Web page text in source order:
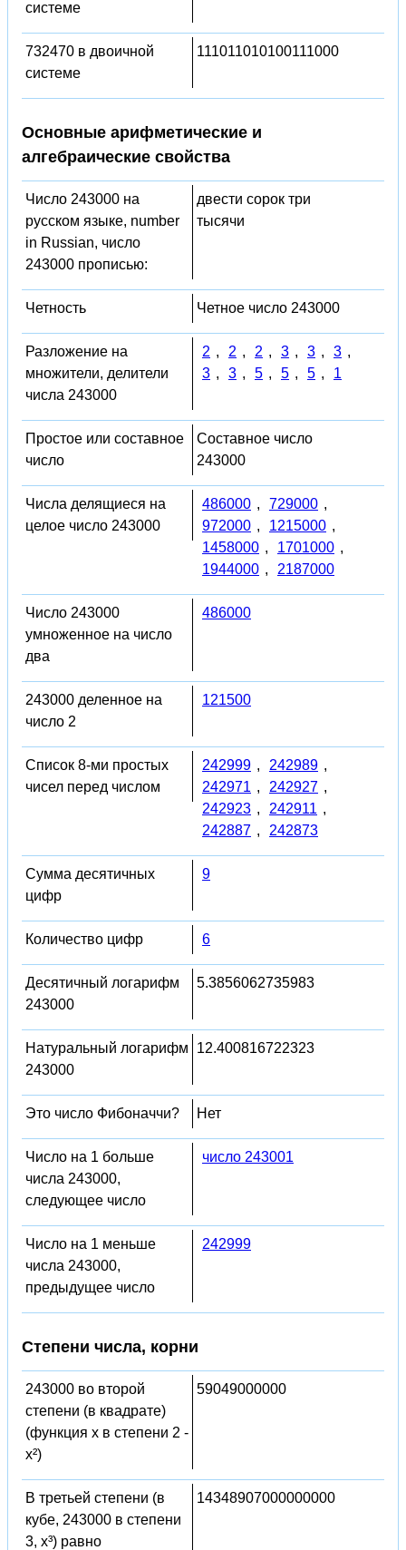
системе
732470 в двоичной
системе
111011010100111000
Основные арифметические и
алгебраические свойства
Число 243000 на
русском языке, number
in Russian, число
243000 прописью:
двести сорок три
тысячи
Четность Четное число 243000
Разложение на
множители, делители
числа 243000
2 , 2 , 2 , 3 , 3 , 3 ,
3 , 3 , 5 , 5 , 5 , 1
Простое или составное
число
Составное число
243000
Числа делящиеся на
целое число 243000
486000 , 729000 ,
972000 , 1215000 ,
1458000 , 1701000 ,
1944000 , 2187000
Число 243000
умноженное на число
два
486000
243000 деленное на
число 2
121500
Список 8-ми простых
чисел перед числом
242999 , 242989 ,
242971 , 242927 ,
242923 , 242911 ,
242887 , 242873
Сумма десятичных
цифр
9
Количество цифр 6
Десятичный логарифм
243000
5.3856062735983
Натуральный логарифм
243000
12.400816722323
Это число Фибоначчи? Нет
Число на 1 больше
числа 243000,
следующее число
число 243001
Число на 1 меньше
числа 243000,
предыдущее число
242999
Степени числа, корни
243000 во второй
степени (в квадрате)
(функция x в степени 2 -
x²)
59049000000
В третьей степени (в
кубе, 243000 в степени
3, x³) равно
14348907000000000